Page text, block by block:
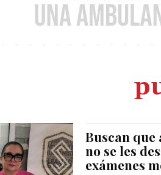
Buscan
no se les
exámenes